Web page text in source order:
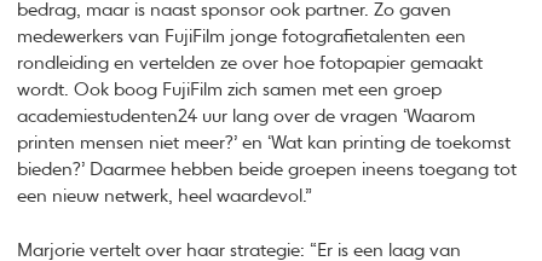
bedrag, maar is naast sponsor ook partner. Zo gaven
medewerkers van FujiFilm jonge fotografietalenten een
rondleiding en vertelden ze over hoe fotopapier gemaakt
wordt. Ook boog FujiFilm zich samen met een groep
academiestudenten24 uur lang over de vragen ‘Waarom
printen mensen niet meer?’ en ‘Wat kan printing de toekomst
bieden?’ Daarmee hebben beide groepen ineens toegang tot
een nieuw netwerk, heel waardevol.”
Marjorie vertelt over haar strategie: “Er is een laag van